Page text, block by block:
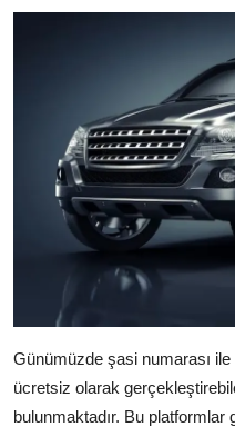
Günümüzde şasi numarası
ücretsiz olarak
bulunmaktadır. Bu